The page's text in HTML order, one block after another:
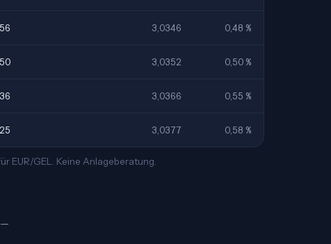
3,0346 0,48 %
3,0352 0,50 %
3,0366 0,55 %
3,0377 0,58 %
EUR/GEL. Keine Anlageberatung.
—